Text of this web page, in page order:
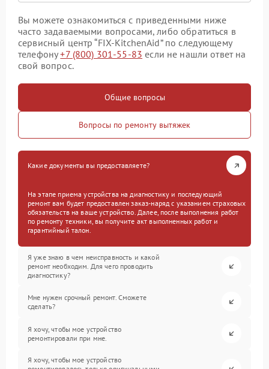
Вы можете ознакомиться с приведенными ниже
часто задаваемыми вопросами, либо обратиться в
сервисный центр “FIX-KitchenAid” по следующему
телефону+7 (800) 301-55-83 если не нашли ответ на
свой вопрос.
Общие вопросы
Вопросы по ремонту вытяжек
Какие документы вы предоставляете?
На этапе приема устройства на диагностику и последующий
ремонт вам будет предоставлен заказ-наряд с указанием страховых
обязательств на ваше устройство. Далее, после выполнения работ
по ремонту техники, вы получите акт выполненных работ и
гарантийный талон.
Я уже знаю в чем неисправность и какой
ремонт необходим. Для чего проводить
диагностику?
Мне нужен срочный ремонт. Сможете
сделать?
Я хочу, чтобы мое устройство
ремонтировали при мне.
Я хочу, чтобы мое устройство